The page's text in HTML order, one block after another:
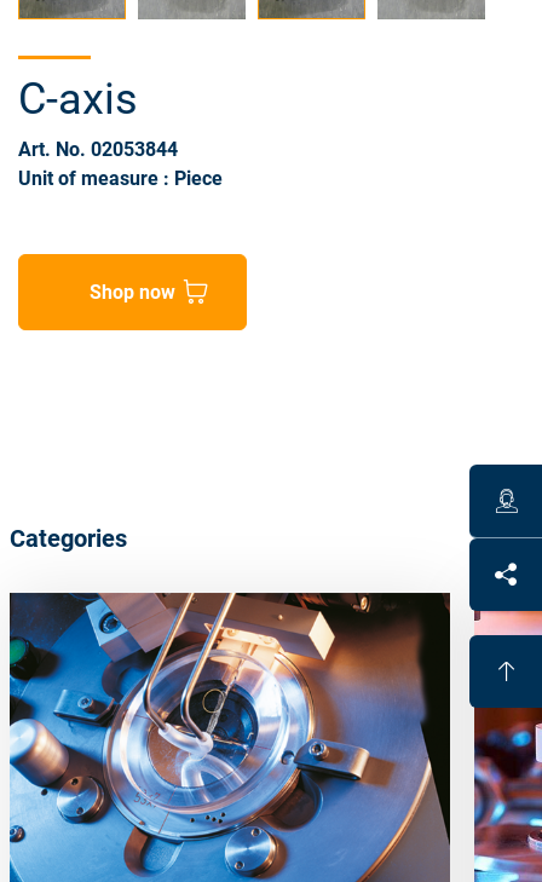
C-axis
Art. No. 02053844
Unit of measure : Piece
Shop now
Categories